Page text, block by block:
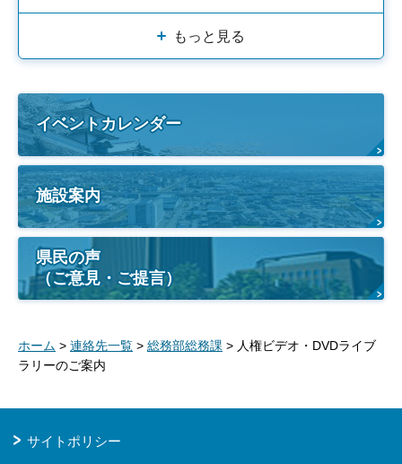
もっと見る
イベントカレンダー
施設案内
県民の声
（ご意見・ご提言）
ホーム > 連絡先一覧 > 総務部総務課 > 人権ビデオ・DVDライブ
ラリーのご案内
サイトポリシー